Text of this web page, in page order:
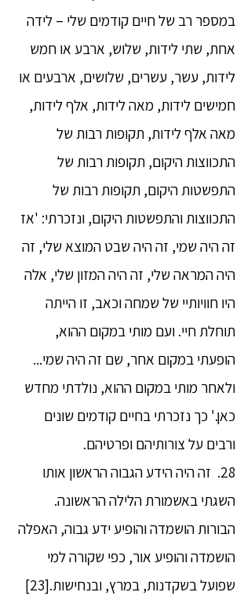
במספר רב של חיים קודמים שלי – לידה
אחת, שתי לידות, שלוש, ארבע או חמש
לידות, עשר, עשרים, שלושים, ארבעים או
חמישים לידות, מאה לידות, אלף לידות,
מאה אלף לידות, תקופות רבות של
התכווצות היקום, תקופות רבות של
התפשטות היקום, תקופות רבות של
התכווצות והתפשטות היקום, ונזכרתי: 'אז
זה היה שמי, זה היה שבט המוצא שלי, זה
היה המראה שלי, זה היה המזון שלי, אלה
היו חוויותיי של שמחה וכאב, זו הייתה
תוחלת חיי. ועם מותי במקום ההוא,
הופעתי במקום אחר, שם זה היה שמי...
ולאחר מותי במקום ההוא, נולדתי מחדש
כאן.' כך נזכרתי בחיים קודמים שונים
ורבים על צורותיהם ופרטיהם.
28. זה היה הידע הגבוה הראשון אותו
השגתי באשמורת הלילה הראשונה.
הבורות הושמדה והופיע ידע גבוה, האפלה
הושמדה והופיע אור, כפי שקורה למי
שפועל בשקדנות, במרץ, ובנחישות.[23]